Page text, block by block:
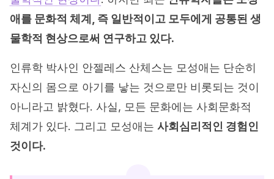
애를 문화적 체계, 즉 일반적이고 모두에게 공통된 생
물학적 현상으로써 연구하고 있다.
인류학 박사인 안젤레스 산체스는 모성애는 단순히
자신의 몸으로 아기를 낳는 것으로만 비롯되는 것이
아니라고 밝혔다. 사실, 모든 문화에는 사회문화적
체계가 있다. 그리고 모성애는 사회심리적인 경험인
것이다.